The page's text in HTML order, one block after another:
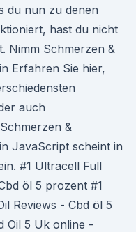
du nun zu denen
hast du nicht
Nimm Schmerzen &
Erfahren Sie hier,
auch
&
JavaScript scheint in
#1 Ultracell Full
öl 5 prozent #1
Reviews - Cbd öl 5
Oil 5 Uk online -